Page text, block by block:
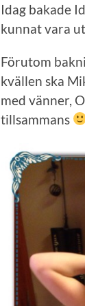
Idag bakade
kunnat vara
Förutom
kvällen ska
med vänner,
tillsammans